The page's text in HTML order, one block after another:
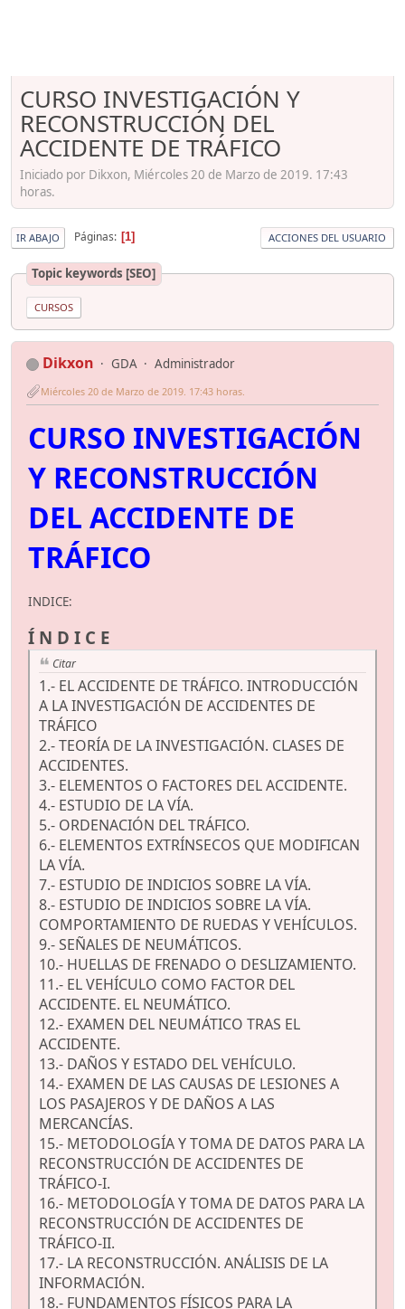
CURSO INVESTIGACIÓN Y
RECONSTRUCCIÓN DEL
ACCIDENTE DE TRÁFICO
Iniciado por Dikxon, Miércoles 20 de Marzo de 2019. 17:43
horas.
IR ABAJO Páginas 1 ACCIONES DEL USUARIO
Topic keywords [SEO]
CURSOS
Dikxon GDA Administrador
Miércoles 20 de Marzo de 2019. 17:43 horas.
CURSO INVESTIGACIÓN
Y RECONSTRUCCIÓN
DEL ACCIDENTE DE
TRÁFICO
INDICE:
Í N D I C E
Citar
1.- EL ACCIDENTE DE TRÁFICO. INTRODUCCIÓN
A LA INVESTIGACIÓN DE ACCIDENTES DE
TRÁFICO
2.- TEORÍA DE LA INVESTIGACIÓN. CLASES DE
ACCIDENTES.
3.- ELEMENTOS O FACTORES DEL ACCIDENTE.
4.- ESTUDIO DE LA VÍA.
5.- ORDENACIÓN DEL TRÁFICO.
6.- ELEMENTOS EXTRÍNSECOS QUE MODIFICAN
LA VÍA.
7.- ESTUDIO DE INDICIOS SOBRE LA VÍA.
8.- ESTUDIO DE INDICIOS SOBRE LA VÍA.
COMPORTAMIENTO DE RUEDAS Y VEHÍCULOS.
9.- SEÑALES DE NEUMÁTICOS.
10.- HUELLAS DE FRENADO O DESLIZAMIENTO.
11.- EL VEHÍCULO COMO FACTOR DEL
ACCIDENTE. EL NEUMÁTICO.
12.- EXAMEN DEL NEUMÁTICO TRAS EL
ACCIDENTE.
13.- DAÑOS Y ESTADO DEL VEHÍCULO.
14.- EXAMEN DE LAS CAUSAS DE LESIONES A
LOS PASAJEROS Y DE DAÑOS A LAS
MERCANCÍAS.
15.- METODOLOGÍA Y TOMA DE DATOS PARA LA
RECONSTRUCCIÓN DE ACCIDENTES DE
TRÁFICO-I.
16.- METODOLOGÍA Y TOMA DE DATOS PARA LA
RECONSTRUCCIÓN DE ACCIDENTES DE
TRÁFICO-II.
17.- LA RECONSTRUCCIÓN. ANÁLISIS DE LA
INFORMACIÓN.
18.- FUNDAMENTOS FÍSICOS PARA LA